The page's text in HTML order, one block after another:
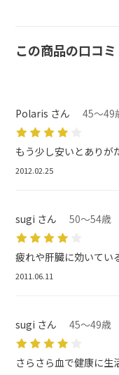
この商品の口コミ
Polaris さん 45～
もう少し安いとありが
2012.02.25
sugi さん 50～54歳
疲れや肝臓に効いてい
2011.06.11
sugi さん 45～49歳
さらさら血で健康に生